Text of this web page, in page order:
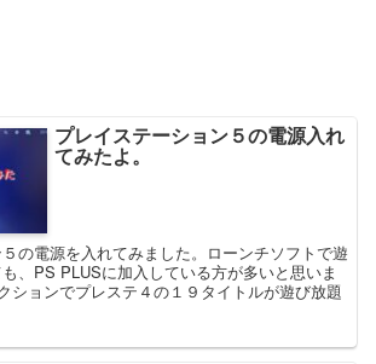
プレイステーション５の電源入れ
てみたよ。
の電源を入れてみました。ローンチソフトで遊
、PS PLUSに加入している方が多いと思いま
ションでプレステ４の１９タイトルが遊び放題